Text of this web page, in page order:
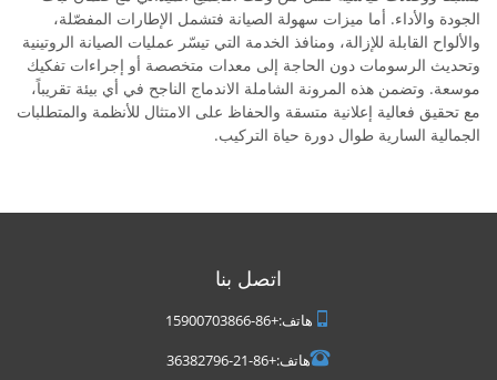
الجودة والأداء. أما ميزات سهولة الصيانة فتشمل الإطارات المفصّلة،
والألواح القابلة للإزالة، ومنافذ الخدمة التي تيسّر عمليات الصيانة الروتينية
وتحديث الرسومات دون الحاجة إلى معدات متخصصة أو إجراءات تفكيك
موسعة. وتضمن هذه المرونة الشاملة الاندماج الناجح في أي بيئة تقريباً،
مع تحقيق فعالية إعلانية متسقة والحفاظ على الامتثال للأنظمة والمتطلبات
الجمالية السارية طوال دورة حياة التركيب.
اتصل بنا
هاتف:+86-15900703866
هاتف:+86-21-36382796